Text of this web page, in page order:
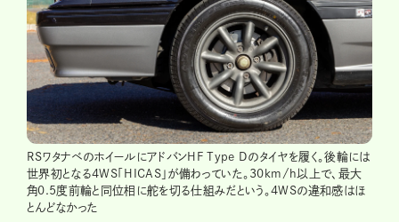
RSワタナベのホイールにアドバンHF Type Dのタイヤを履く。後輪には
世界初となる4WS「HICAS」が備わっていた。30km/h以上で、最大
角0.5度前輪と同位相に舵を切る仕組みだという。4WSの違和感はほ
とんどなかった